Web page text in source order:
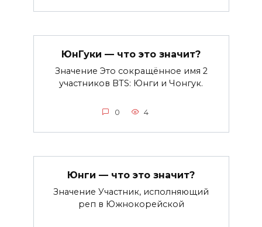
ЮнГуки — что это значит?
Значение Это сокращённое имя 2
участников BTS: Юнги и Чонгук.
0 4
Юнги — что это значит?
Значение Участник, исполняющий
реп в Южнокорейской